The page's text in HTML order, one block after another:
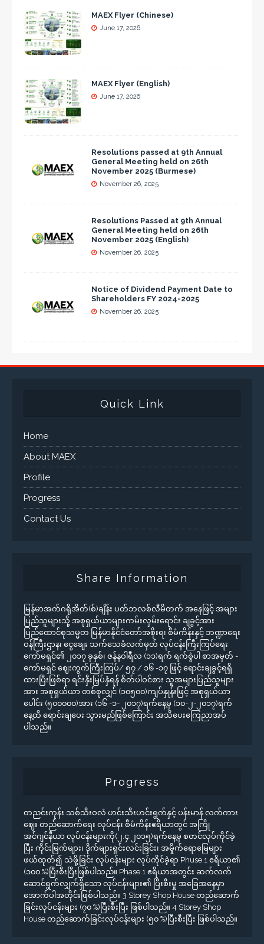
MAEX Flyer (Chinese)
June 17, 2026
MAEX Flyer (English)
June 17, 2026
Resolutions passed at 9th Annual
General Meeting held on 26th
November 2025 (Burmese)
November 26, 2025
Resolutions Passed at 9th Annual
General Meeting held on 26th
November 2025 (English)
November 26, 2025
Notice of Dividend Payment Date to
Shareholders FY 2024-2025
November 26, 2025
Quick Link
Home
About MAEX
Profile
Progress
Contact Us
Share Information
မြန်မာအက်ဂရိုအိတ်(စ်)ချိန်း ပတ်ဘလစ်လီမိတက် အနေဖြင့် အများ
ပြည်သူများသို့ အစုရှယ်ယာများကမ်းလှမ်းရောင်း ချခွင့်အား
ပြည်ထောင်စုသမ္မတ မြန်မာနိုင်ငံတော်အစိုးရ၊ စီမံကိန်းနှင့် ဘဏ္ဍာရေး
ဝန်ကြီးဌာန၊ ငွေချေး သက်သေခံလက်မှတ် လုပ်ငန်းကြီးကြပ်ရေး
ကော်မရှင်၏ ၂၀၁၇ ခုနှစ်၊ ဇန်နဝါရီလ (၁၁)ရက် ရက်စွဲပါ စာအမှတ် -
ကော်မရှင် ဈေးကွက်ကြီးကြပ်/ ၅၇ / ၁၆ -၁၇ ဖြင့် ရောင်းချခွင့်ရရှိ
ထားပြီးဖြစ်ရာ ရင်းနှီးမြှပ်နှံရန် စိတ်ပါဝင်စား သူအများပြည်သူများ
အား အစုရှယ်ယာ တစ်စုလျှင် (၁၀၅၀၀)ကျပ်နှုန်းဖြင့် အစုရှယ်ယာ
ပေါင်း (၅၀၀၀၀၀)အား (၁၆ -၁- ၂၀၁၇)ရက်နေ့မှ (၁၀-၂-၂၀၁၇)ရက်
နေ့ထိ ရောင်းချပေး သွားမည်ဖြစ်ကြောင်း အသိပေးကြေညာအပ်
ပါသည်။
Progress
တညင်းကုန်း သစ်သီးဝလံ ဟင်းသီးဟင်းရွက်နှင့် ပန်းမာန် လက်ကား
ဈေး တည်ဆောက်ရေး လုပ်ငန်း စီမံကိန်းဧရိယာတွင် အကြို
အင်ဂျင်နီယာ လုပ်ငန်းများကို(၂.၄.၂၀၁၅)ရက်နေ့မှ စတင်လုပ်ကိုင်ခဲ့
ပြီး ကိုင်းမြက်များ၊ ဒိုက်များရှင်းလင်းခြင်း၊ အမှိုက်ရောမြေများ
ဖယ်ထုတ်၍ သဲဖို့ခြင်း လုပ်ငန်းများ လုပ်ကိုင်ခဲ့ရာ Phuse.1 ဧရိယာ၏
(၁၀၀ %)ပြီးစီးပြီးဖြစ်ပါသည်။ Phase.1 ဧရိယာအတွင်း ဆက်လက်
ဆောင်ရွက်လျှက်ရှိသော လုပ်ငန်းများ၏ ပြီးစီးမှု အခြေအနေမှာ
အောက်ပါအတိုင်းဖြစ်ပါသည်။ 3 Storey Shop House တည်ဆောက်
ခြင်းလုပ်ငန်းများ (၇၀ %)ပြီးစီးပြီး ဖြစ်ပါသည်။ 4 Storey Shop
House တည်ဆောက်ခြင်းလုပ်ငန်းများ (၅၀ %)ပြီးစီးပြီး ဖြစ်ပါသည်။